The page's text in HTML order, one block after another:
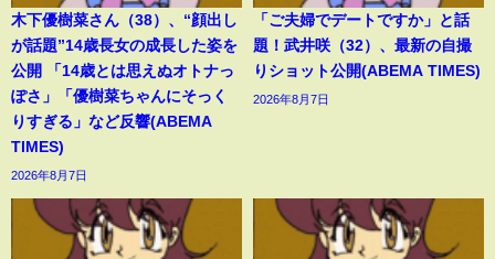
木下優樹菜さん（38）、“顔出し
が話題”14歳長女の成長した姿を
公開 「14歳とは思えぬオトナっ
ぽさ」「優樹菜ちゃんにそっく
りすぎる」など反響(ABEMA
TIMES)
2026年8月7日
「ご夫婦でデートですか」と話
題！武井咲（32）、最新の自撮
りショット公開(ABEMA TIMES)
2026年8月7日